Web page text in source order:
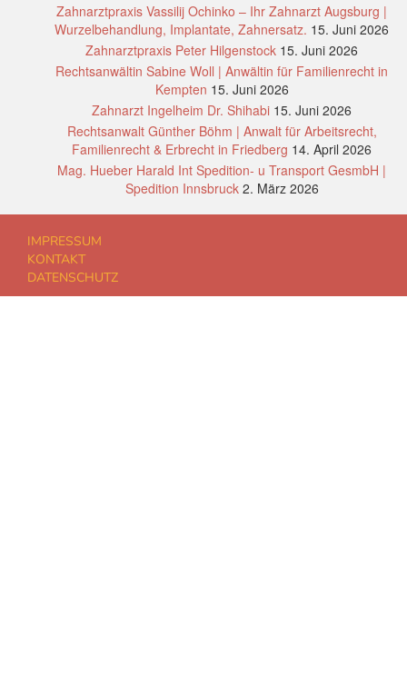
Zahnarztpraxis Vassilij Ochinko – Ihr Zahnarzt Augsburg |
Wurzelbehandlung, Implantate, Zahnersatz. 15. Juni 2026
Zahnarztpraxis Peter Hilgenstock 15. Juni 2026
Rechtsanwältin Sabine Woll | Anwältin für Familienrecht in
Kempten 15. Juni 2026
Zahnarzt Ingelheim Dr. Shihabi 15. Juni 2026
Rechtsanwalt Günther Böhm | Anwalt für Arbeitsrecht,
Familienrecht & Erbrecht in Friedberg 14. April 2026
Mag. Hueber Harald Int Spedition- u Transport GesmbH |
Spedition Innsbruck 2. März 2026
IMPRESSUM
KONTAKT
DATENSCHUTZ